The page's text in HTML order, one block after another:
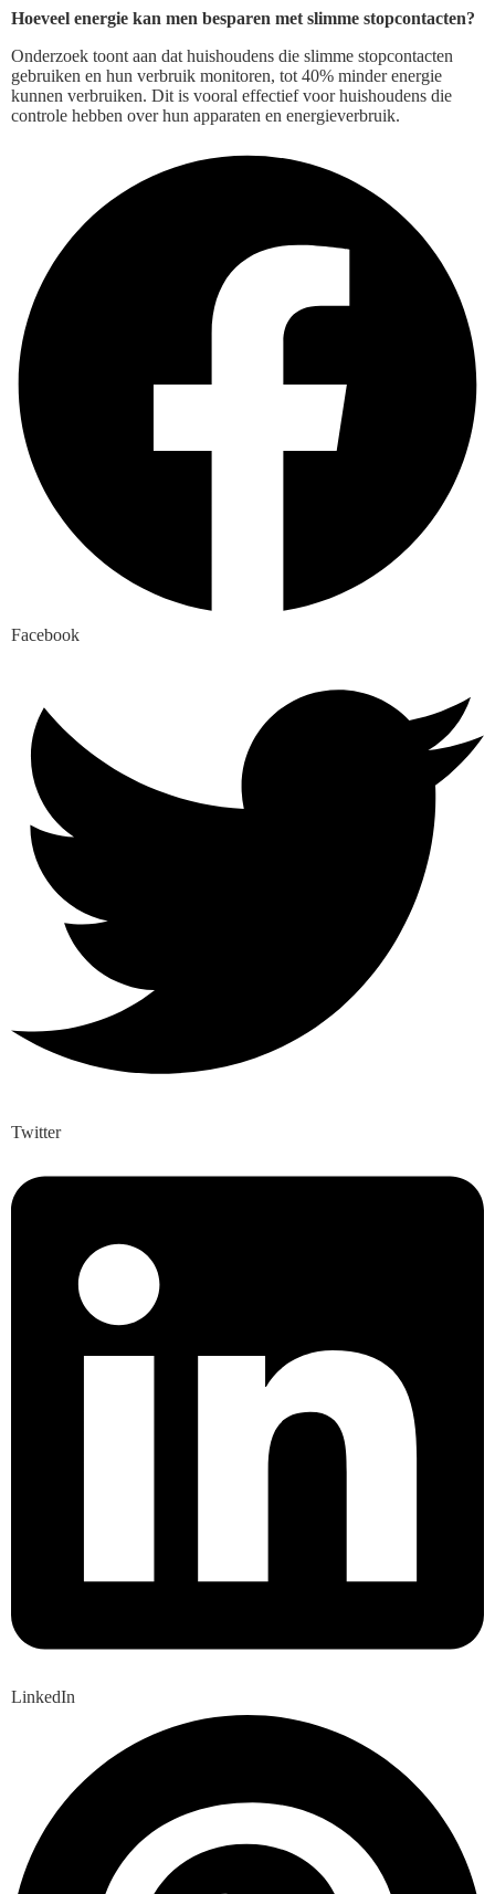
Hoeveel energie kan men besparen met slimme stopcontacten?
Onderzoek toont aan dat huishoudens die slimme stopcontacten
gebruiken en hun verbruik monitoren, tot 40% minder energie
kunnen verbruiken. Dit is vooral effectief voor huishoudens die
controle hebben over hun apparaten en energieverbruik.
Facebook
Twitter
LinkedIn